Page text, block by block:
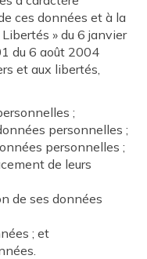
ces données et à la
» du 6 janvier
du 6 août 2004
et aux libertés,
;
personnelles ;
personnelles ;
de leurs
de ses données
; et